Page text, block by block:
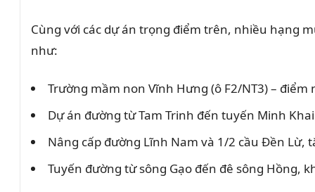
Cùng với các dự án trọng điểm trên, nhiều hạng
như:
Trường mầm non Vĩnh Hưng (ô F2/NT3) –
Dự án đường từ Tam Trinh đến tuyến Minh
Nâng cấp đường Lĩnh Nam và 1/2 cầu Đền
Tuyến đường từ sông Gạo đến đê sông Hồng,